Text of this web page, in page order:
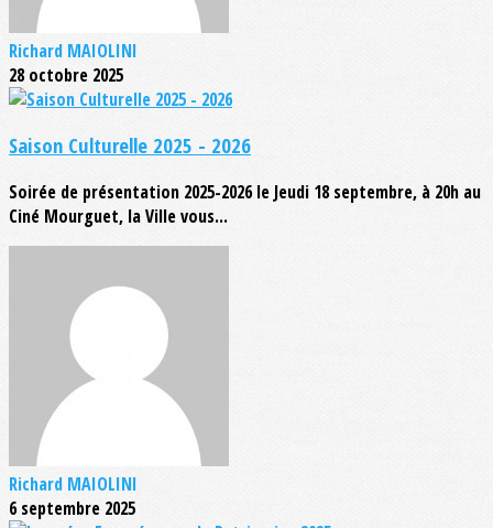
Richard MAIOLINI
28 octobre 2025
Saison Culturelle 2025 - 2026
Soirée de présentation 2025-2026 le Jeudi 18 septembre, à 20h au
Ciné Mourguet, la Ville vous...
Richard MAIOLINI
6 septembre 2025